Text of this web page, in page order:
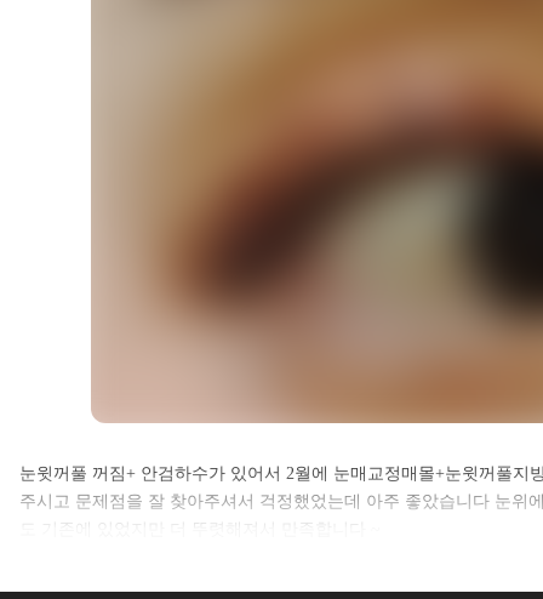
셀카후기 전체 내용은
로그인 후 확인하실 수 있습니다.
눈윗꺼풀 꺼짐+ 안검하수가 있어서 2월에 눈매교정매몰+눈윗꺼풀지
주시고 문제점을 잘 찾아주셔서 걱정했었는데 아주 좋았습니다 눈위
도 기존에 있었지만 더 뚜렷해져서 만족합니다 ~